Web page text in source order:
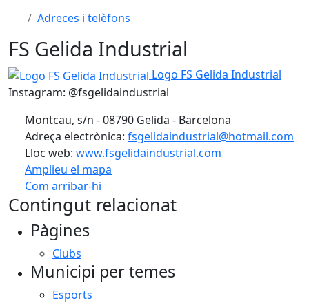
Adreces i telèfons
FS Gelida Industrial
Logo FS Gelida Industrial
Logo FS Gelida Industrial
Instagram: @fsgelidaindustrial
Montcau, s/n - 08790 Gelida - Barcelona
Adreça electrònica: fsgelidaindustrial@hotmail.com
Lloc web: www.fsgelidaindustrial.com
Amplieu el mapa
Com arribar-hi
+
Contingut relacionat
Pàgines
Clubs
Municipi per temes
Esports